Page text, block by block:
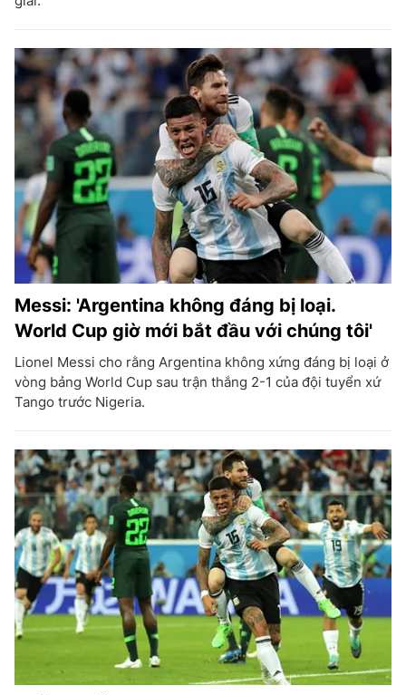
Messi: 'Argentina không đáng bị loại.
World Cup giờ mới bắt đầu với chúng tôi'
Lionel Messi cho rằng Argentina không xứng đáng bị loại ở
vòng bảng World Cup sau trận thắng 2-1 của đội tuyển xứ
Tango trước Nigeria.